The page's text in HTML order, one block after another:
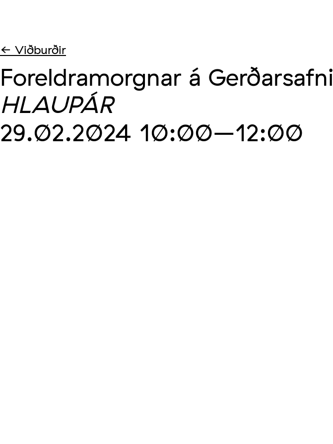
← Viðburðir
Foreldramorgnar á Gerðarsafni
HLAUPÁR
29.02.2024 10:00–12:00